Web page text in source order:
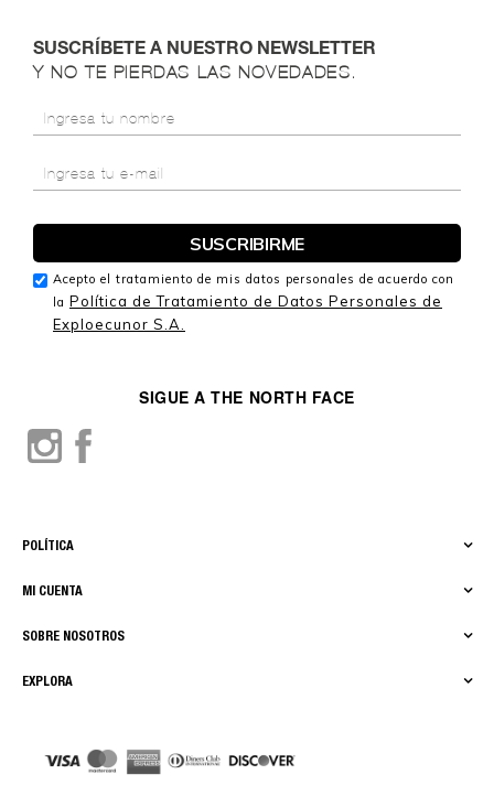
EXPLORA
SOBRE NOSOTROS
MI CUENTA
POLÍTICA
SIGUE A THE NORTH FACE
SUSCRÍBETE A NUESTRO NEWSLETTER
Y NO TE PIERDAS LAS NOVEDADES.
Acepto el tratamiento de mis datos personales de acuerdo con
la Política de Tratamiento de Datos Personales de
Exploecunor S.A.